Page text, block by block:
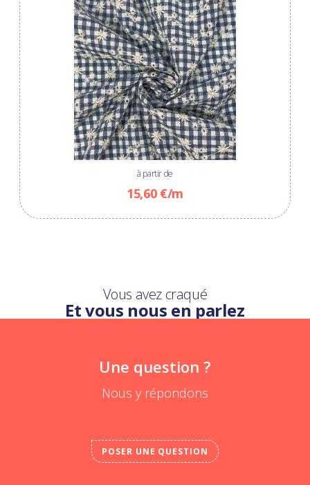
à partir de
15,60 €/m
Vous avez craqué
Et vous nous en parlez
Une question ?
Nous y répondons
POSER UNE QUESTION